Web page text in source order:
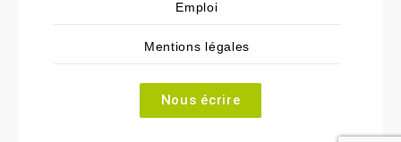
Emploi
Mentions légales
Nous écrire